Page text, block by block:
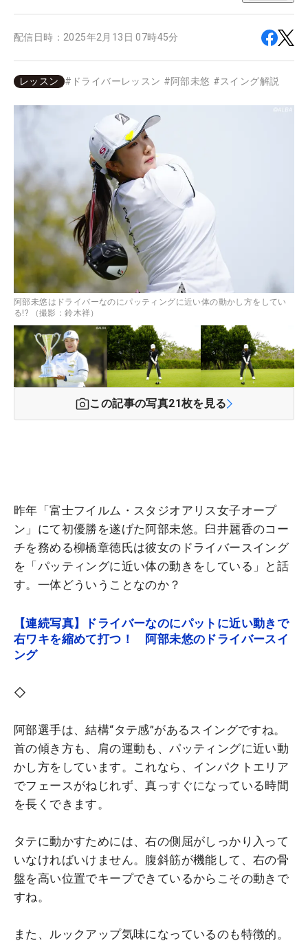
配信日時： 2025年2月13日 07時45分
レッスン # ドライバーレッスン #阿部未悠 #スイング解説
阿部未悠はドライバーなのにパッティングに近い体の動かし方をしてい
る!? （撮影：鈴木祥）
この記事の写真21枚を見る
昨年「富士フイルム・スタジオアリス女子オープ
ン」にて初優勝を遂げた阿部未悠。臼井麗香のコー
チを務める柳橋章徳氏は彼女のドライバースイング
を「パッティングに近い体の動きをしている」と話
す。一体どういうことなのか？
【連続写真】ドライバーなのにパットに近い動きで
右ワキを縮めて打つ！ 阿部未悠のドライバースイ
ング
◇
阿部選手は、結構“タテ感”があるスイングですね。
首の傾き方も、肩の運動も、パッティングに近い動
かし方をしています。これなら、インパクトエリア
でフェースがねじれず、真っすぐになっている時間
を長くできます。
タテに動かすためには、右の側屈がしっかり入って
いなければいけません。腹斜筋が機能して、右の骨
盤を高い位置でキープできているからこその動きで
すね。
また、ルックアップ気味になっているのも特徴的。